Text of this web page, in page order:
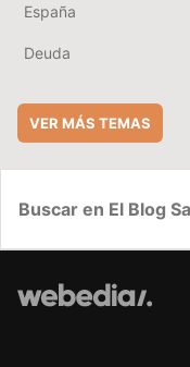
España
Deuda
VER MÁS TEMAS